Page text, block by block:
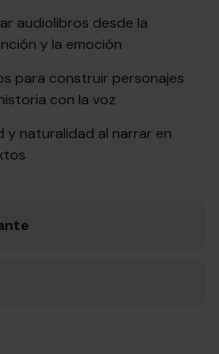
audiolibros desde la
y la emoción
para construir personajes
con la voz
y naturalidad al narrar en